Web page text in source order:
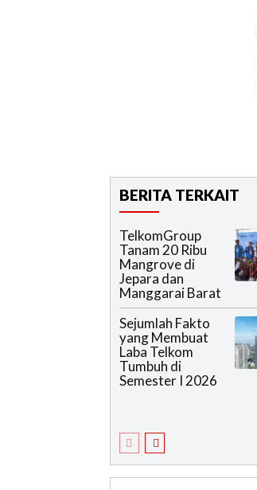
BERITA TERKAIT
TelkomGroup
Tanam 20 Ribu
Mangrove di
Jepara dan
Manggarai Barat
Sejumlah Fakto
yang Membuat
Laba Telkom
Tumbuh di
Semester I 2026